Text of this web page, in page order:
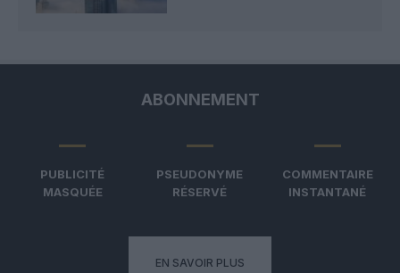
ABONNEMENT
PUBLICITÉ
MASQUÉE
PSEUDONYME
RÉSERVÉ
COMMENTAIRE
INSTANTANÉ
EN SAVOIR PLUS